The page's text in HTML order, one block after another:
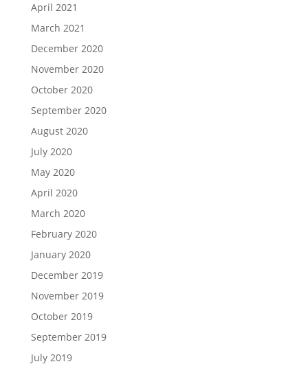
April 2021
March 2021
December 2020
November 2020
October 2020
September 2020
August 2020
July 2020
May 2020
April 2020
March 2020
February 2020
January 2020
December 2019
November 2019
October 2019
September 2019
July 2019